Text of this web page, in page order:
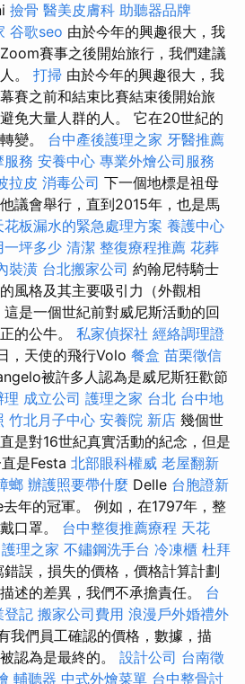
撿骨 醫美皮膚科 助聽器品牌
谷歌seo 由於今年的興趣很大，我
賽事之後開始旅行，我們建議
。 打掃 由於今年的興趣很大，我
賽之前和結束比賽結束後開始旅
免大量人群的人。 它在20世紀的
變。 台中產後護理之家 牙醫推薦
服務 安養中心 專業外燴公司服務
拉皮 消毒公司 下一個地標是祖母
議會舉行，直到2015年，也是馬
花板漏水的緊急處理方案 養護中心
一坪多少 清潔 整復療程推薦 花葬
裝潢 台北搬家公司 約翰尼特騎士
風格及其主要吸引力（外觀相
是一個世紀前對威尼斯活動的回
的公牛。 私家偵探社 經絡調理證
，天使的飛行Volo 餐盒 苗栗徵信
被許多人認為是威尼斯狂歡節
理 成立公司 護理之家 台北 台中地
竹北月子中心 安養院 新店 幾個世
是對16世紀真實活動的紀念，但是
是Festa 北部眼科權威 老屋翻新
螂 辦護照要帶什麼 Delle 台胞證新
年的冠軍。 例如，在1797年，整
口罩。 台中整復推薦療程 天花
護理之家 不鏽鋼洗手台 冷凍櫃 杜拜
誤，損失的價格，價格計算計劃
述的差異，我們不承擔責任。 台
登記 搬家公司費用 浪漫戶外婚禮外
我們員工確認的價格，數據，描
認為是最終的。 設計公司 台南徵
輔聽器 中式外燴菜單 台中整骨討